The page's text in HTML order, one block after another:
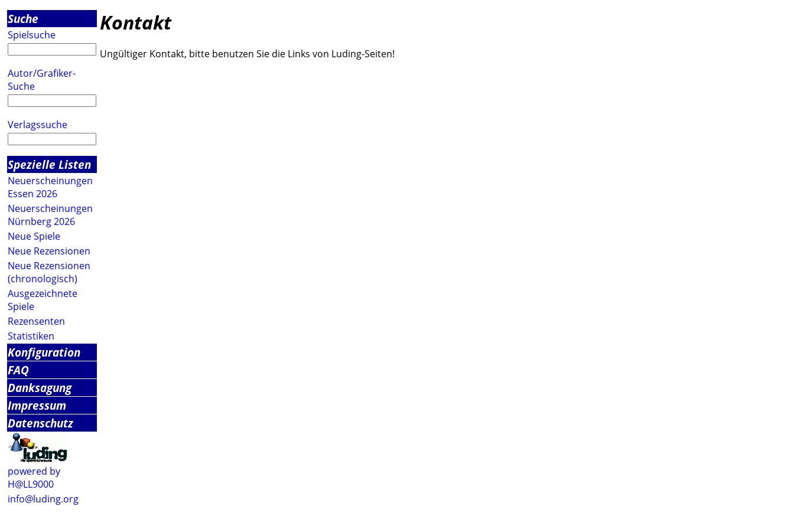
Suche
Spielsuche
Autor/Grafiker-
Suche
Verlagssuche
Spezielle Listen
Neuerscheinungen
Essen 2026
Neuerscheinungen
Nürnberg 2026
Neue Spiele
Neue Rezensionen
Neue Rezensionen
(chronologisch)
Ausgezeichnete
Spiele
Rezensenten
Statistiken
Konfiguration
FAQ
Danksagung
Impressum
Datenschutz
powered by
H@LL9000
info@luding.org
Kontakt
Ungültiger Kontakt, bitte benutzen Sie die Links von Luding-Seiten!